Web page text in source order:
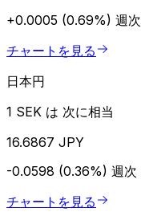
+0.0005 (0.69%) 週次
チャートを見る
日本円
1 SEK は 次に相当
16.6867 JPY
-0.0598 (0.36%) 週次
チャートを見る